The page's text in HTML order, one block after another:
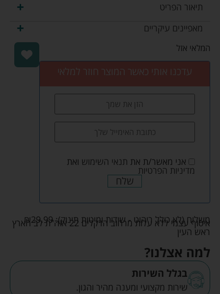
תיאור הפריט
מאפיינים עיקריים
המלאי אזל
עדכנו אותי כאשר המוצר חוזר למלאי
אני מאשר/ת את תנאי השימוש ואת
מדיניות הפרטיות
שלח
משלוח (לא כולל ריהוט - שידות ומיטות תינוק): ₪29.99
איסוף עצמי ללא עלות מרחוב הדקלים 22 אזה"ת לב הארץ
ראש העין
למה אצלנו?
בגלל השירות
שירות מקצועי ומענה מהיר והגון.